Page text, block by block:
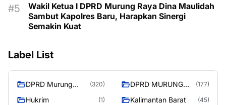
Wakil Ketua I DPRD Murung Raya Dina Maulidah
Sambut Kapolres Baru, Harapkan Sinergi
Semakin Kuat
Label List
DPRD Murung
(320)
DPRD MURUNG
(177)
Hukrim (1) Kalimantan Barat (45)